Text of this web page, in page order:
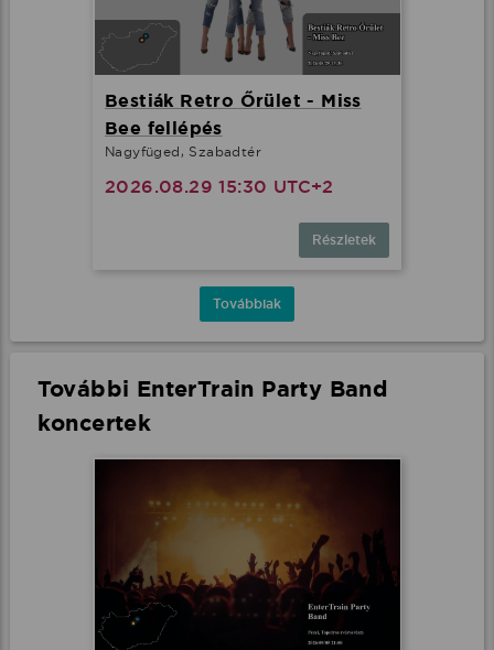
Bestiák Retro Őrület - Miss
Bee fellépés
Nagyfüged, Szabadtér
2026.08.29 15:30 UTC+2
Részletek
Továbbiak
További EnterTrain Party Band
koncertek